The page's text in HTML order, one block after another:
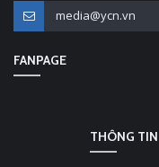
media@ycn.vn
FANPAGE
THÔNG TIN